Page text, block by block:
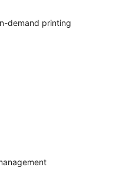
demand printing